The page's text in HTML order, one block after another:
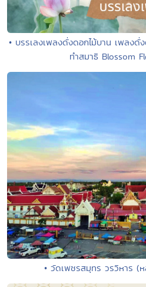
• บรรเลงเพลงดั่งดอกไม้บาน เพลง
ทำสมาธิ Blossom
• วัดเพชรสมุทร วรวิหาร (